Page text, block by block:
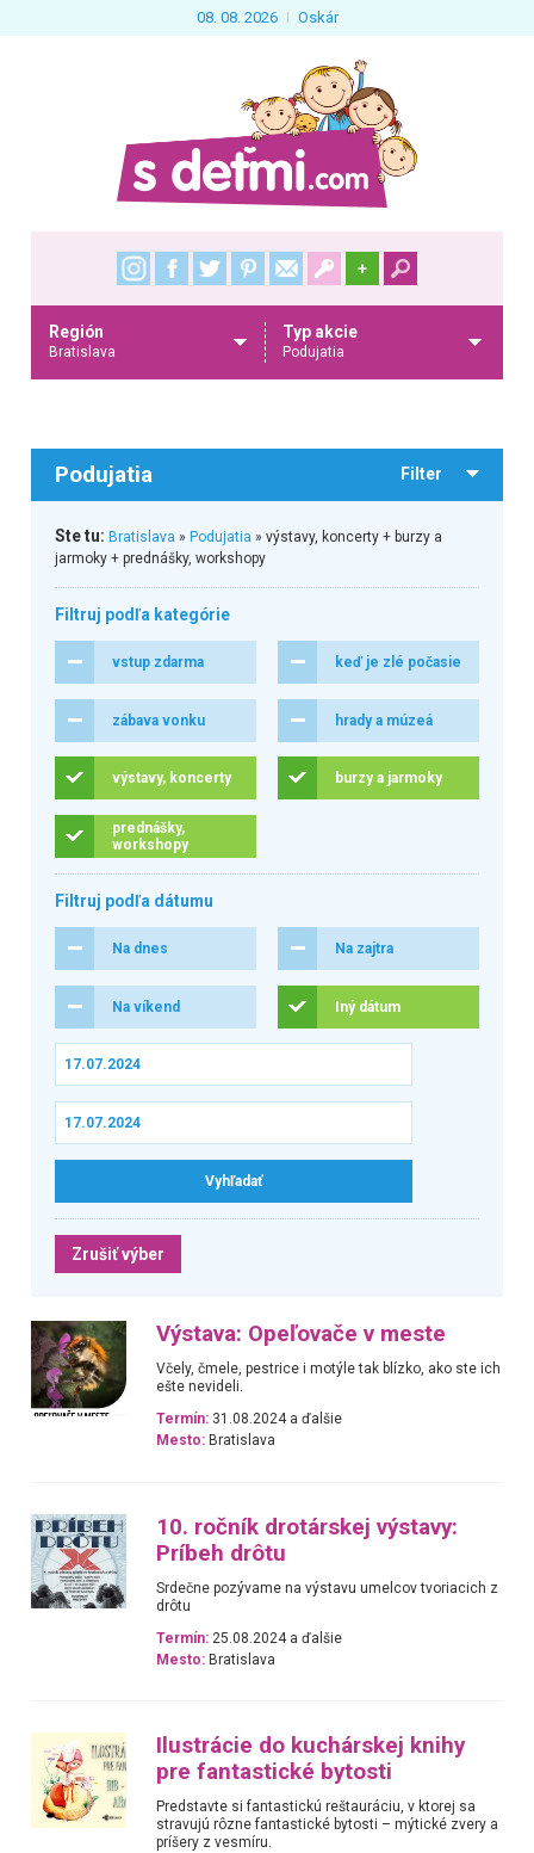
08. 08. 2026 Oskár
+
Región
Bratislava
Typ akcie
Podujatia
Podujatia Filter
Ste tu: Bratislava » Podujatia » výstavy, koncerty + burzy a
jarmoky + prednášky, workshopy
Filtruj podľa kategórie
vstup zdarma keď je zlé počasie
zábava vonku hrady a múzeá
výstavy, koncerty burzy a jarmoky
prednášky,
workshopy
Filtruj podľa dátumu
Na dnes Na zajtra
Na víkend Iný dátum
Zrušiť výber
Výstava: Opeľovače v meste
Včely, čmele, pestrice i motýle tak blízko, ako ste ich
ešte nevideli.
Termín: 31.08.2024 a ďalšie
Mesto: Bratislava
10. ročník drotárskej výstavy:
Príbeh drôtu
Srdečne pozývame na výstavu umelcov tvoriacich z
drôtu
Termín: 25.08.2024 a ďalšie
Mesto: Bratislava
Ilustrácie do kuchárskej knihy
pre fantastické bytosti
Predstavte si fantastickú reštauráciu, v ktorej sa
stravujú rôzne fantastické bytosti – mýtické zvery a
príšery z vesmíru.